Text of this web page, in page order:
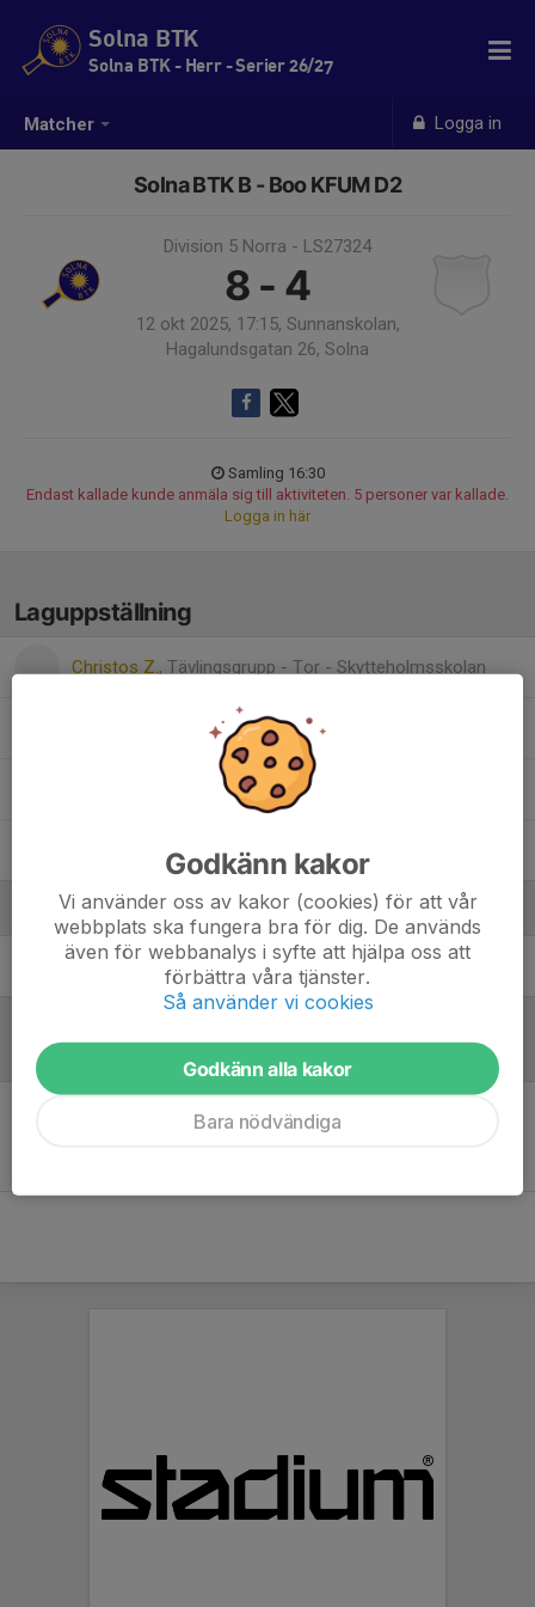
Matcher Logga in
Solna BTK
Solna BTK - Herr - Serier 26/27
Solna BTK B - Boo KFUM D2
Division 5 Norra - LS27324
8 - 4
12 okt 2025, 17:15, Sunnanskolan,
Hagalundsgatan 26, Solna
Samling 16:30
Endast kallade kunde anmäla sig till aktiviteten. 5 personer var kallade.
Logga in här
Laguppställning
Christos Z., Tävlingsgrupp - Tor - Skytteholmsskolan
, Solna BTK - Dam - Serier 25/26
Ledare
Nils NordmanLagledare
Referat
Inget referat skrivet
Godkänn kakor
Vi använder oss av kakor (cookies) för att vår
webbplats ska fungera bra för dig. De används
även för webbanalys i syfte att hjälpa oss att
förbättra våra tjänster.
Så använder vi cookies
Godkänn alla kakor
Bara nödvändiga